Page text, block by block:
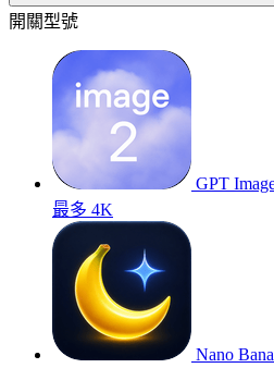
開關型號
GPT
最多 4K
Nano